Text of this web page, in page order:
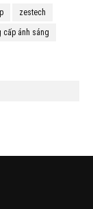
zestech
cấp ánh sáng